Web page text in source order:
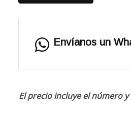
Envíanos un
El precio incluye el número